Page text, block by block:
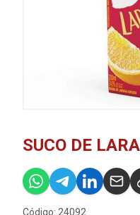
SUCO DE
Código: 24092